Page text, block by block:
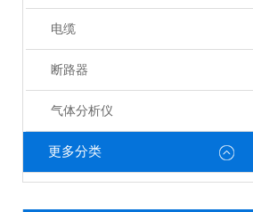
电缆
断路器
气体分析仪
更多分类